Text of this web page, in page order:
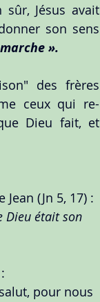
Jésus avait
son sens
».
des frères
ceux qui re-
Dieu fait, et
(Jn 5, 17) :
Dieu était son
pour nous